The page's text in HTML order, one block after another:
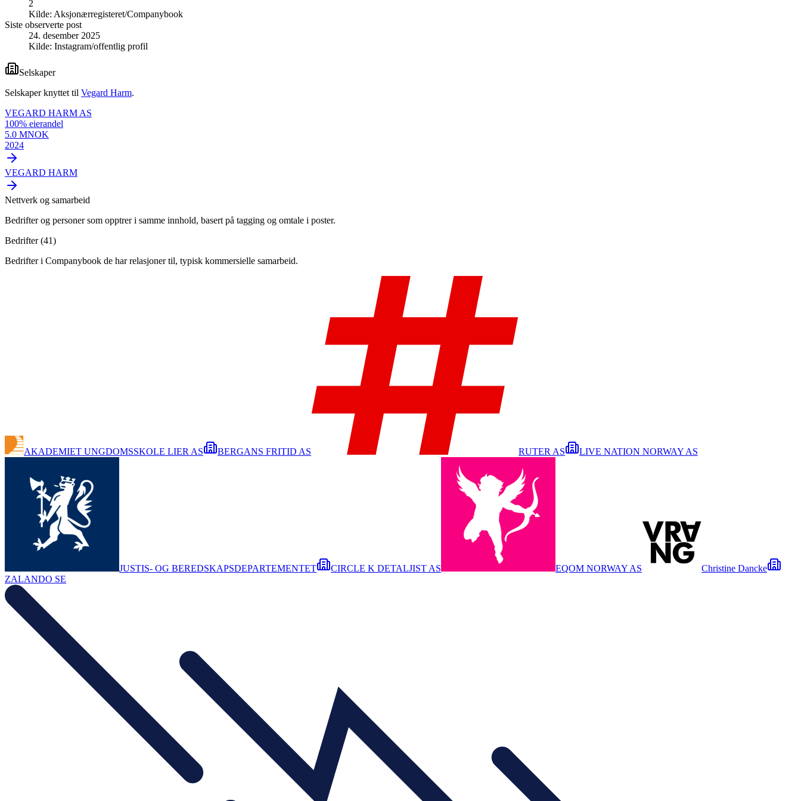
2
Kilde: Aksjonærregisteret/Companybook
Siste observerte post
24. desember 2025
Kilde: Instagram/offentlig profil
Selskaper
Selskaper knyttet til Vegard Harm.
VEGARD HARM AS
100% eierandel
5.0 MNOK
2024
VEGARD HARM
Nettverk og samarbeid
Bedrifter og personer som opptrer i samme innhold, basert på tagging og omtale i poster.
Bedrifter (41)
Bedrifter i Companybook de har relasjoner til, typisk kommersielle samarbeid.
AKADEMIET UNGDOMSSKOLE LIER AS BERGANS FRITID AS RUTER AS LIVE NATION NORWAY AS
JUSTIS- OG BEREDSKAPSDEPARTEMENTET CIRCLE K DETALJIST AS EQOM NORWAY AS
Christine Dancke
ZALANDO SE